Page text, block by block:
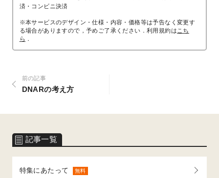
記事一覧
特集にあたって 無料
済・コンビニ決済
※本サービスのデザイン・仕様・内容・価格等は予告なく変更す
る場合がありますので，予めご了承ください．利用規約はこち
ら ．
前の記事
DNARの考え方